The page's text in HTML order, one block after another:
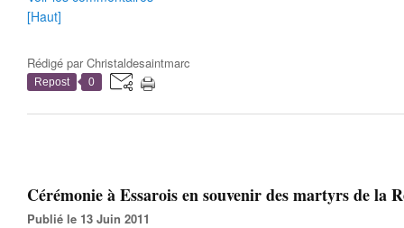
[Haut]
Rédigé parChristaldesaintmarc
Repost 0
Cérémonie à Essarois en souvenir des martyrs de la
Publié le 13 Juin 2011